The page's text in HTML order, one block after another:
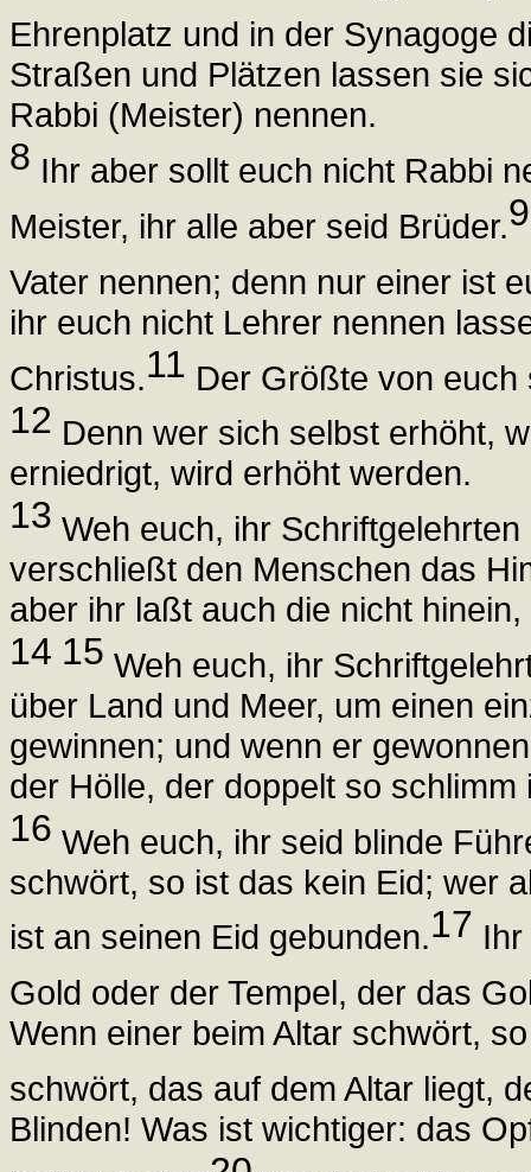
Ehrenplatz und in der Synagoge
Straßen und Plätzen lassen sie
Rabbi (Meister) nennen.
8 Ihr aber sollt euch nicht Rabbi
Meister, ihr alle aber seid Brüder.9
Vater nennen; denn nur einer ist
ihr euch nicht Lehrer nennen
Christus.11 Der Größte von
12 Denn wer sich selbst erhöht,
erniedrigt, wird erhöht werden.
13 Weh euch, ihr
verschließt den Menschen das
aber ihr laßt auch die nicht
14 15 Weh euch, ihr
über Land und Meer, um einen
gewinnen; und wenn er
der Hölle, der doppelt so schlimm
16 Weh euch, ihr seid blinde
schwört, so ist das kein Eid; wer
ist an seinen Eid gebunden.17
Gold oder der Tempel, der das
Wenn einer beim Altar schwört,
schwört, das auf dem Altar liegt,
Blinden! Was ist wichtiger: das